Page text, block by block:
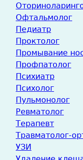
Офтальмолог
Педиатр
Проктолог
Промывание
Профпатолог
Психиатр
Психолог
Пульмонолог
Ревматолог
Терапевт
Травматолог-
УЗИ